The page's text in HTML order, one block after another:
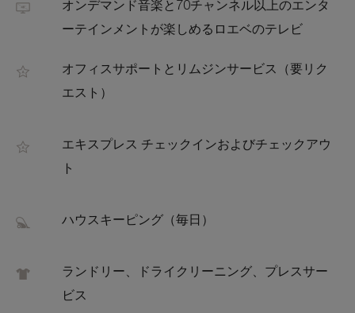
オンデマンド音楽と70チャンネル以上のエンタ
ーテインメントが楽しめるロエベのテレビ
オフィスサポートとリムジンサービス（要リク
エスト）
エキスプレス チェックインおよびチェックアウ
ト
ハウスキーピング（毎日）
ランドリー、ドライクリーニング、プレスサー
ビス